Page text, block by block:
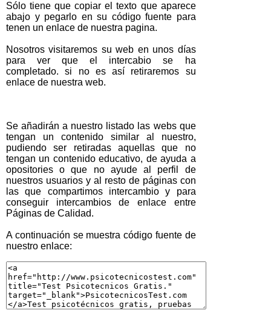
Sólo tiene que copiar el texto que aparece
abajo y pegarlo en su código fuente para
tenen un enlace de nuestra pagina.
Nosotros visitaremos su web en unos días
para ver que el intercabio se ha
completado. si no es así retiraremos su
enlace de nuestra web.
Se añadirán a nuestro listado las webs que
tengan un contenido similar al nuestro,
pudiendo ser retiradas aquellas que no
tengan un contenido educativo, de ayuda a
opositories o que no ayude al perfil de
nuestros usuarios y al resto de páginas con
las que compartimos intercambio y para
conseguir intercambios de enlace entre
Páginas de Calidad.
A continuación se muestra código fuente de
nuestro enlace: